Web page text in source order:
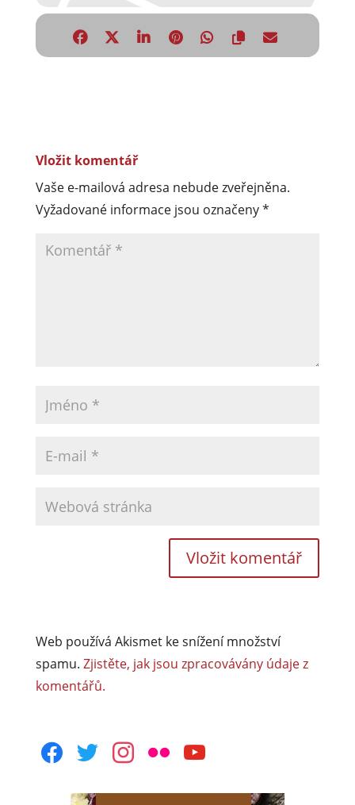
Vložit komentář
Vaše e-mailová adresa nebude zveřejněna.
Vyžadované informace jsou označeny*
Web používá Akismet ke snížení množství
spamu. Zjistěte, jak jsou zpracovávány údaje z
komentářů.
facebooktwitterinstagram
flickr youtube